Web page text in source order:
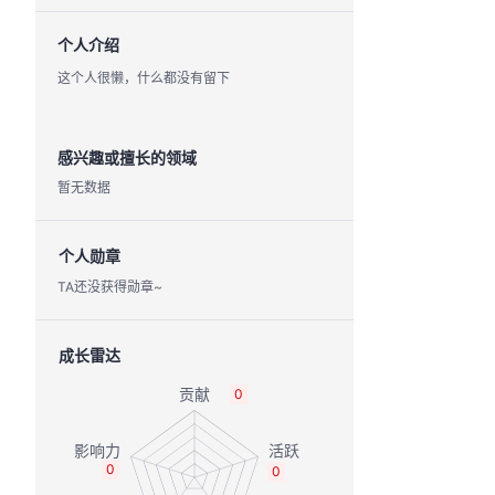
个人介绍
这个人很懒，什么都没有留下
感兴趣或擅长的领域
暂无数据
个人勋章
TA还没获得勋章~
成长雷达
0
0
0